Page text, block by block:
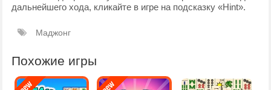
дальнейшего хода, кликайте в игре на подсказку «Hint».
Маджонг
Похожие игры